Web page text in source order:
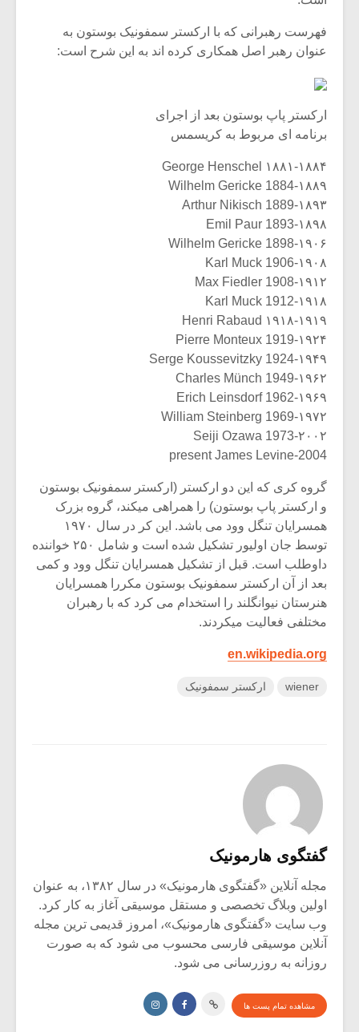
فهرست رهبرانی که با ارکستر سمفونیک بوستون به
عنوان رهبر اصل همکاری کرده اند به این شرح است:
ارکستر پاپ بوستون بعد از اجرای
برنامه ای مربوط به کریسمس
۱۸۸۱-۱۸۸۴ George Henschel
1884-۱۸۸۹ Wilhelm Gericke
1889-۱۸۹۳ Arthur Nikisch
1893-۱۸۹۸ Emil Paur
1898-۱۹۰۶ Wilhelm Gericke
1906-۱۹۰۸ Karl Muck
1908-۱۹۱۲ Max Fiedler
1912-۱۹۱۸ Karl Muck
۱۹۱۸-۱۹۱۹ Henri Rabaud
1919-۱۹۲۴ Pierre Monteux
1924-۱۹۴۹ Serge Koussevitzky
1949-۱۹۶۲ Charles Münch
1962-۱۹۶۹ Erich Leinsdorf
1969-۱۹۷۲ William Steinberg
1973-۲۰۰۲ Seiji Ozawa
2004-present James Levine
گروه کری که این دو ارکستر (ارکستر سمفونیک بوستون
و ارکستر پاپ بوستون) را همراهی میکند، گروه بزرک
همسرایان تنگل وود می باشد. این کر در سال ۱۹۷۰
توسط جان اولیور تشکیل شده است و شامل ۲۵۰ خواننده
داوطلب است. قبل از تشکیل همسرایان تنگل وود و کمی
بعد از آن ارکستر سمفونیک بوستون مکررا همسرایان
هنرستان نیوانگلند را استخدام می کرد که با رهبران
مختلفی فعالیت میکردند.
en.wikipedia.org
wiener ارکستر سمفونیک
گفتگوی هارمونیک
مجله آنلاین «گفتگوی هارمونیک» در سال ۱۳۸۲، به عنوان
اولین وبلاگ تخصصی و مستقل موسیقی آغاز به کار کرد.
وب سایت «گفتگوی هارمونیک»، امروز قدیمی ترین مجله
آنلاین موسیقی فارسی محسوب می شود که به صورت
روزانه به روزرسانی می شود.
مشاهده تمام پست ها